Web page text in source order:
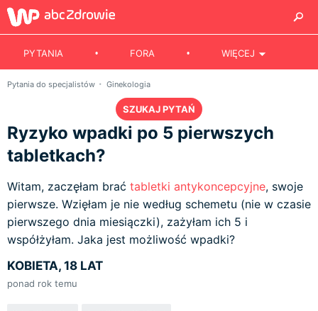
PYTANIA FORA WIĘCEJ
Pytania do specjalistów Ginekologia
SZUKAJ PYTAŃ
Ryzyko wpadki po 5 pierwszych
tabletkach?
Witam, zaczęłam brać tabletki antykoncepcyjne, swoje
pierwsze. Wzięłam je nie według schemetu (nie w czasie
pierwszego dnia miesiączki), zażyłam ich 5 i
współżyłam. Jaka jest możliwość wpadki?
KOBIETA, 18 LAT
ponad rok temu